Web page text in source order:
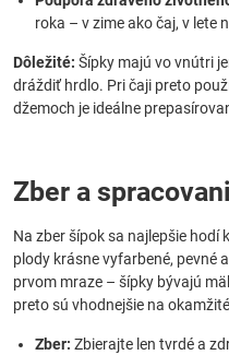
roka – v zime ako čaj, v lete
Dôležité: Šípky majú vo vnútri
dráždiť hrdlo. Pri čaji preto
džemoch je ideálne
Zber a
Na zber šípok sa najlepšie hodí
plody krásne vyfarbené, pevné
prvom mraze – šípky bývajú
preto sú vhodnejšie na
Zber: Zbierajte len tvrdé a